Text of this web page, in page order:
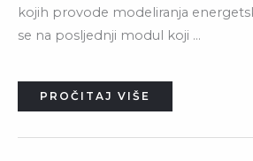
kojih provode modeliranja
se na posljednji modul koji …
PROČITAJ VIŠE